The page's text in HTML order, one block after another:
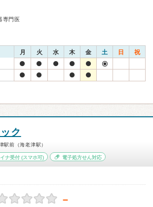
専門医
月 火 水 木 金 土 日 祝
ク
駅前（海老津駅）
ナ受付(スマホ可) 電子処方せん対応
－